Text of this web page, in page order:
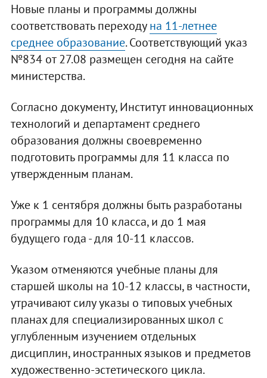
Новые планы и программы должны
соответствовать переходуна 11-летнее
среднее образование. Соответствующий указ
№834 от 27.08 размещен сегодня на сайте
министерства.
Согласно документу, Институт инновационных
технологий и департамент среднего
образования должны своевременно
подготовить программы для 11 класса по
утвержденным планам.
Уже к 1 сентября должны быть разработаны
программы для 10 класса, и до 1 мая
будущего года - для 10-11 классов.
Указом отменяются учебные планы для
старшей школы на 10-12 классы, в частности,
утрачивают силу указы о типовых учебных
планах для специализированных школ с
углубленным изучением отдельных
дисциплин, иностранных языков и предметов
художественно-эстетического цикла.